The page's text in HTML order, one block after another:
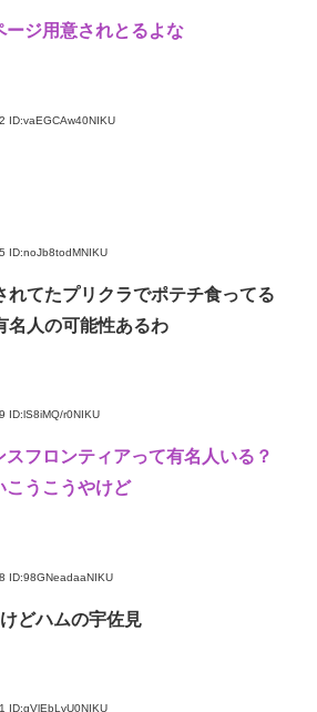
ージ用意されとるよな
ID:vaEGCAw40NIKU
ID:noJb8todMNIKU
れてたプリクラでポテチ食ってる
名人の可能性あるわ
ID:lS8iMQ/r0NIKU
スフロンティアって有名人いる？
こうこうやけど
ID:98GNeadaaNIKU
どハムの宇佐見
ID:gVlEbLvU0NIKU